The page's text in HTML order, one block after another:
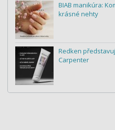
BIAB manikúra:
krásné nehty
Redken
Carpenter